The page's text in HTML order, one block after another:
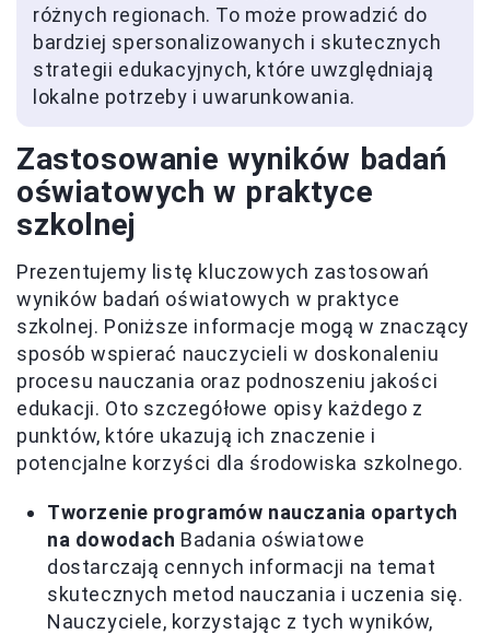
różnych regionach. To może prowadzić do
bardziej spersonalizowanych i skutecznych
strategii edukacyjnych, które uwzględniają
lokalne potrzeby i uwarunkowania.
Zastosowanie wyników badań
oświatowych w praktyce
szkolnej
Prezentujemy listę kluczowych zastosowań
wyników badań oświatowych w praktyce
szkolnej. Poniższe informacje mogą w znaczący
sposób wspierać nauczycieli w doskonaleniu
procesu nauczania oraz podnoszeniu jakości
edukacji. Oto szczegółowe opisy każdego z
punktów, które ukazują ich znaczenie i
potencjalne korzyści dla środowiska szkolnego.
Tworzenie programów nauczania opartych
na dowodach Badania oświatowe
dostarczają cennych informacji na temat
skutecznych metod nauczania i uczenia się.
Nauczyciele, korzystając z tych wyników,